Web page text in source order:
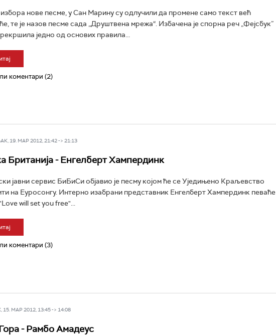
нове песме, у Сан Марину су одлучили да промене само текст већ
те је назов песме сада „Друштвена мрежа“. Избачена је спорна реч „Фејсбук”
једно од основих правила...
коментари (2)
19. МАР 2012, 21:42 -> 21:13
Британија - Енгелберт Хампердинк
јавни сервис БиБиСи објавио је песму којом ће се Уједињено Краљевство
на Еуросонгу. Интерно изабрани представник Енгелберт Хампердинк певаће
will set you free"...
коментари (3)
МАР 2012, 13:45 -> 14:08
- Рамбо Амадеус